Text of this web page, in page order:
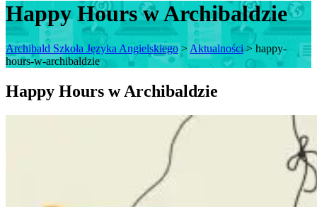
Happy Hours w Archibaldzie
Archibald Szkoła Języka Angielskiego > Aktualności > happy-
hours-w-archibaldzie
Happy Hours w Archibaldzie